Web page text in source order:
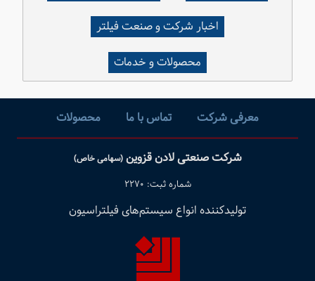
اخبار شرکت و صنعت فیلتر
محصولات و خدمات
معرفی شرکت تماس با ما محصولات
شرکت صنعتی لادن قزوین(سهامی خاص)
شماره ثبت: ۲۲۷۰
تولیدکننده انواع سیستم‌های فیلتراسیون